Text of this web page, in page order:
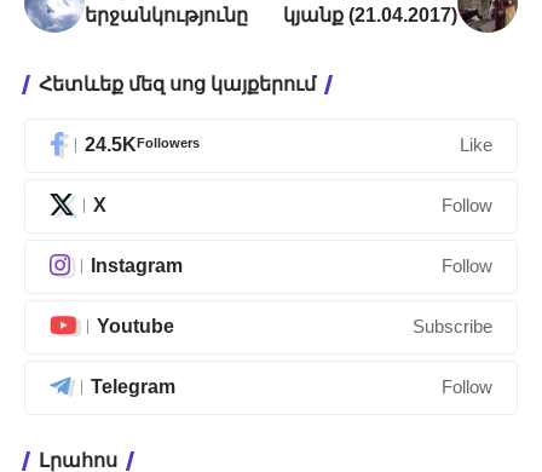
երջանկությունը
կյանք (21.04.2017)
Հետևեք մեզ սոց կայքերում
24.5KFollowers Like
X Follow
Instagram Follow
Youtube Subscribe
Telegram Follow
Լրահոս